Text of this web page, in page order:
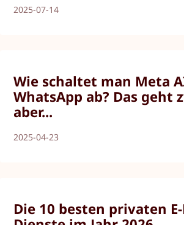
2025-07-14
Wie schaltet man Meta
WhatsApp ab? Das geht
aber...
2025-04-23
Die 10 besten privaten